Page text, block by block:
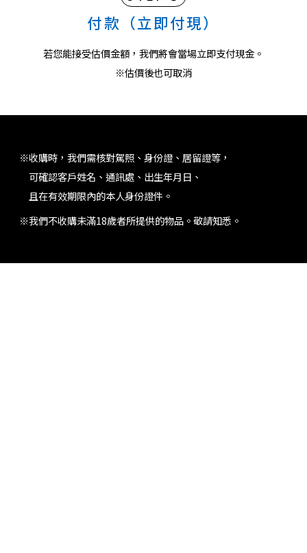
付款（立即付現）
若您能接受估價金額，我們將會當場立即支付現金。
※估價後也可取消
※收購時，我們需核對駕照、身份證、居留證等，
可確認客戶姓名、通訊處、出生年月日、
且在有效期限內的本人身份證件。
※我們不收購未滿18歲者所提供的物品。敬請知悉。